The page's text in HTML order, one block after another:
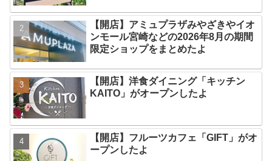
【開店】アミュプラザみやざきやイオ
ンモール宮崎などの2026年8月の期間
限定ショップをまとめたよ
【開店】洋食ダイニング「キッチン
KAITO」がオープンしたよ
【開店】フルーツカフェ「GIFT」がオ
ープンしたよ